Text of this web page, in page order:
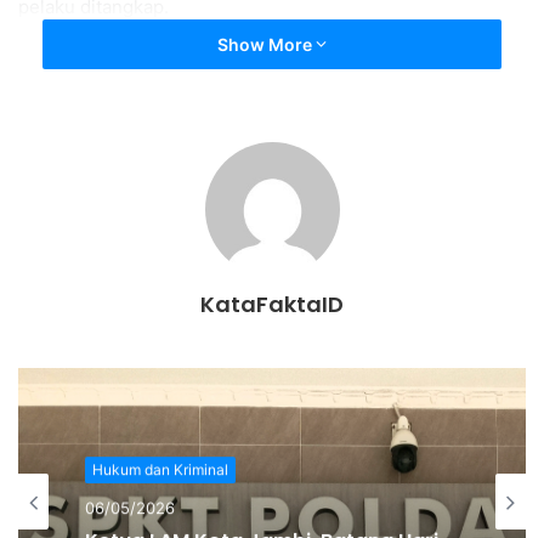
Dari pengakuan pelaku ke polisi, pembacokan yang
pelaku memuncak yang membuat pelaku nekat membacok
kakaknya itu menggunakan parang.
“Selain sering diomelin juga, kakak kandungnya ini juga
mengangkat air dan nanti akan diberikan uang dan rokok.
berikan uang dan rokok itu tidak dikasih, lalu emosi nya
makin memuncak dan korban dibacok dibagian lengan
kirinya,” ujar Dian.
Perbuatan pelaku itu kini harus dipertanggungjawabkan. Ia
Show More
KataFaktaID
Hukum dan Kriminal
06/05/2026